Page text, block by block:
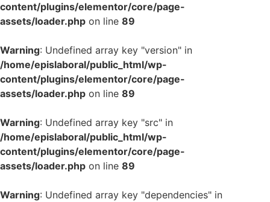
content/plugins/elementor/core/page-
assets/loader.php on line 89
Warning: Undefined array key "version" in
/home/epislaboral/public_html/wp-
content/plugins/elementor/core/page-
assets/loader.php on line 89
Warning: Undefined array key "src" in
/home/epislaboral/public_html/wp-
content/plugins/elementor/core/page-
assets/loader.php on line 89
Warning: Undefined array key "dependencies" in